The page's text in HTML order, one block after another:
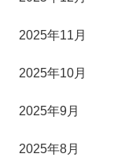
2025年11月
2025年10月
2025年9月
2025年8月